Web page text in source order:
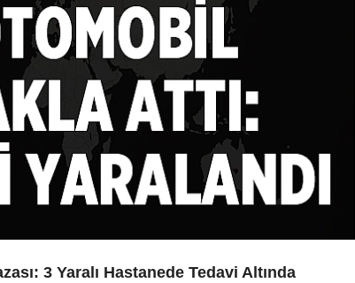
3 Yaralı Hastanede Tedavi Altında